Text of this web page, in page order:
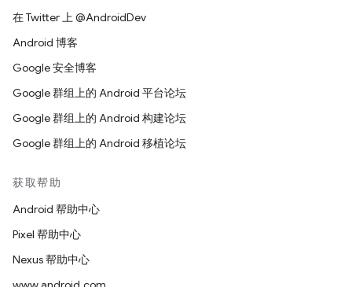
在 Twitter 上 @AndroidDev
Android 博客
Google 安全博客
Google 群组上的 Android 平台论坛
Google 群组上的 Android 构建论坛
Google 群组上的 Android 移植论坛
获取帮助
Android 帮助中心
Pixel 帮助中心
Nexus 帮助中心